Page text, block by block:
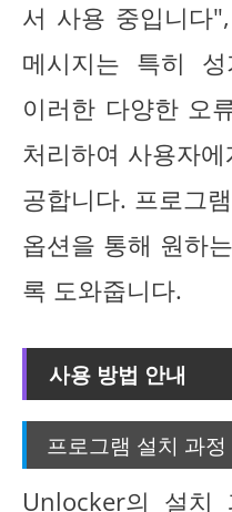
서 사용 중입니다
메시지는 특히
이러한 다양한 오
처리하여 사용자
공합니다. 프로그
옵션을 통해 원하
록 도와줍니다.
사용 방법 안내
프로그램 설치 과정
Unlocker의 설치